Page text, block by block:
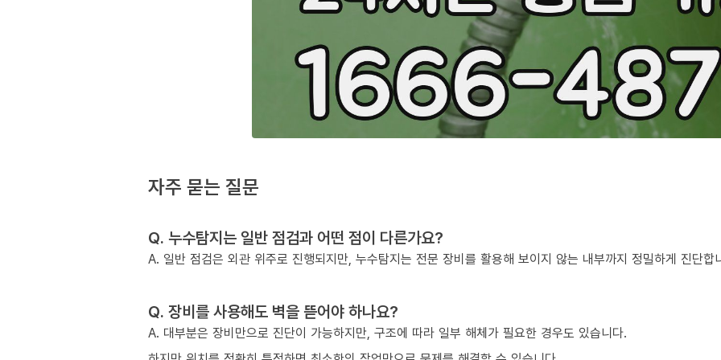
자주 묻는 질문
Q. 누수탐지는 일반 점검과 어떤 점이 다른가요?
A. 일반 점검은 외관 위주로 진행되지만, 누수탐지는 전문 장비를 활용해 보이지 않는 내부까지 정밀하게 진단합
Q. 장비를 사용해도 벽을 뜯어야 하나요?
A. 대부분은 장비만으로 진단이 가능하지만, 구조에 따라 일부 해체가 필요한 경우도 있습니다.